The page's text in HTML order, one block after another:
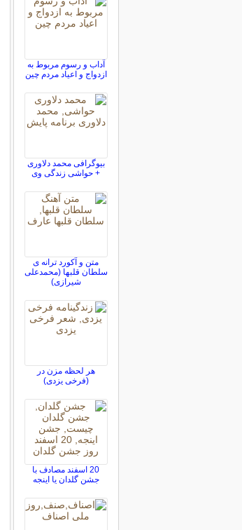
آداب و رسوم مربوط به
ازدواج و اعیاد مردم چین
بیوگرافی محمد دلاوری
+ حواشی زندگی وی
متن و آکورد ترانه ی
سلطان قلبها (محمدعلی
شیرازی)
هر لحظه مزن در
(فرخی یزدی)
20 اسفند مصادف با
جشن گلدان یا اینجه